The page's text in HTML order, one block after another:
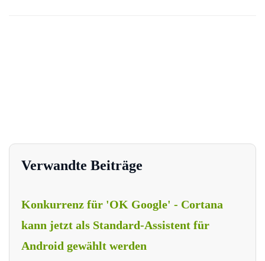
Verwandte Beiträge
Konkurrenz für 'OK Google' - Cortana
kann jetzt als Standard-Assistent für
Android gewählt werden